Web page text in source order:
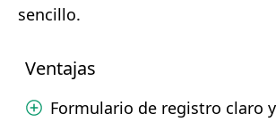
sencillo.
Ventajas
Formulario de registro claro y